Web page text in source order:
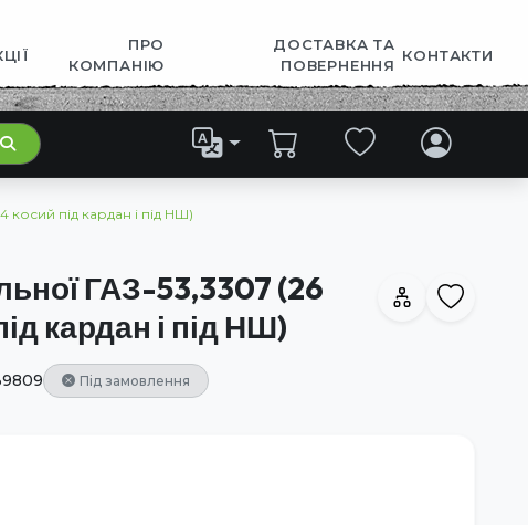
ПРО
КОМПАНІЮ
ДОСТАВКА ТА
ПОВЕРНЕННЯ
КОНТАКТИ
косий під кардан і під НШ)
ГАЗ-53,3307 (26
кардан і під НШ)
Під замовлення